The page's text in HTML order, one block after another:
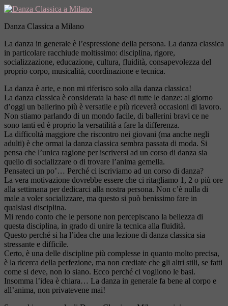
Danza Classica a Milano
La danza in generale è l’espressione della persona. La danza classica
in particolare racchiude moltissimo: disciplina, rigore,
socializzazione, educazione, cultura, fluidità, consapevolezza del
proprio corpo, musicalità, coordinazione e tecnica.
La danza è arte, e non mi riferisco solo alla danza classica!
La danza classica è considerata la base di tutte le danze: al giorno
d’oggi un ballerino più è versatile e più riceverà occasioni di lavoro.
Non stiamo parlando di un mondo facile, di ballerini bravi ce ne
sono tanti ed è proprio la versatilità a fare la differenza.
La difficoltà maggiore che riscontro nei giovani (ma anche negli
adulti) è che ormai la danza classica sembra passata di moda. Si
pensa che l’unica ragione per iscriversi ad un corso di danza sia
quello di socializzare o di trovare l’anima gemella.
Pensateci un po’… Perché ci iscriviamo ad un corso di danza?
La vera motivazione dovrebbe essere che ci ritagliamo 1, 2 o più ore
alla settimana per dedicarci alla nostra persona. Non c’è nulla di
male a voler socializzare, ma questo si può benissimo fare in
qualsiasi disciplina.
Mi rendo conto che le persone non percepiscano la bellezza di
questa disciplina, in grado di unire la tecnica alla fluidità.
Questo perché si ha l’idea che una lezione di danza classica sia
stressante e difficile.
Certo, è una delle discipline più complesse in quanto molto precisa,
è la ricerca della perfezione, ma non crediate che gli altri stili, se fatti
come si deve, non lo siano. Ecco perché ci vogliono le basi.
Insomma l’idea è chiara… La danza in generale fa bene al corpo e
all’anima, non privatevene mai!